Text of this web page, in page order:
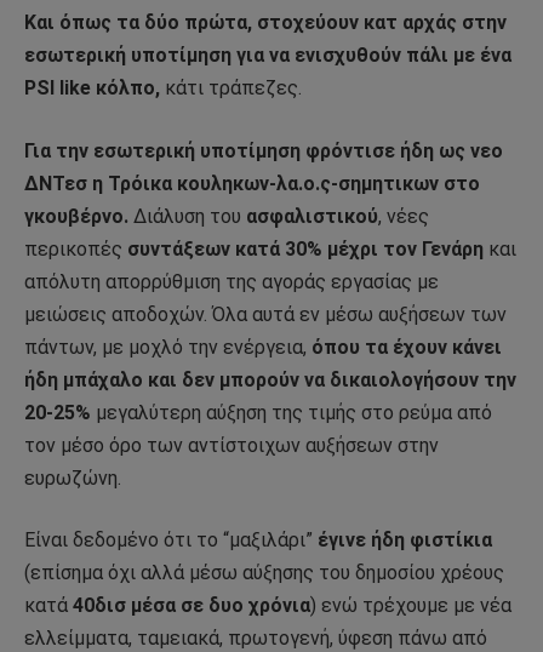
Και όπως τα δύο πρώτα, στοχεύουν κατ αρχάς στην
εσωτερική υποτίμηση για να ενισχυθούν πάλι με ένα
PSI like κόλπο, κάτι τράπεζες.
Για την εσωτερική υποτίμηση φρόντισε ήδη ως νεο
ΔΝΤεσ η Τρόικα κουληκων-λα.ο.ς-σημητικων στο
γκουβέρνο. Διάλυση του ασφαλιστικού, νέες
περικοπές συντάξεων κατά 30% μέχρι τον Γενάρη και
απόλυτη απορρύθμιση της αγοράς εργασίας με
μειώσεις αποδοχών. Όλα αυτά εν μέσω αυξήσεων των
πάντων, με μοχλό την ενέργεια, όπου τα έχουν κάνει
ήδη μπάχαλο και δεν μπορούν να δικαιολογήσουν την
20-25% μεγαλύτερη αύξηση της τιμής στο ρεύμα από
τον μέσο όρο των αντίστοιχων αυξήσεων στην
ευρωζώνη.
Είναι δεδομένο ότι το “μαξιλάρι” έγινε ήδη φιστίκια
(επίσημα όχι αλλά μέσω αύξησης του δημοσίου χρέους
κατά 40δισ μέσα σε δυο χρόνια) ενώ τρέχουμε με νέα
ελλείμματα, ταμειακά, πρωτογενή, ύφεση πάνω από